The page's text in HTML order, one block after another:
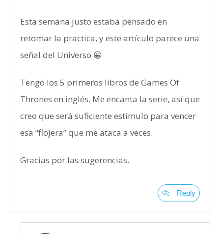
Esta semana justo estaba pensado en
retomar la practica, y este artículo parece una
señal del Universo 😀
Tengo los 5 primeros libros de Games Of
Thrones en inglés. Me encanta la serie, así que
creo que será suficiente estímulo para vencer
esa “flojera” que me ataca a veces.
Gracias por las sugerencias.
Reply